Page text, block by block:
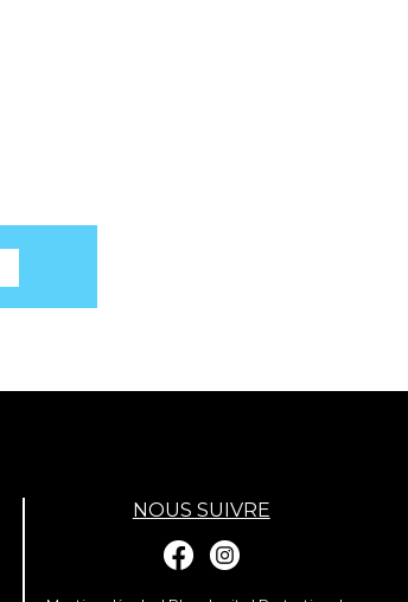
NOUS SUIVRE